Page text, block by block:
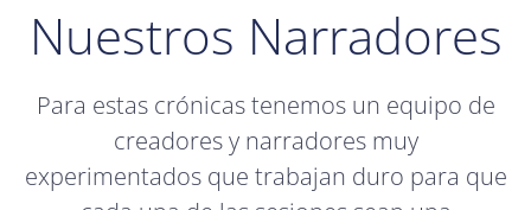
Nuestros Narradores
Para estas crónicas tenemos un equipo de
creadores y narradores muy
experimentados que trabajan duro para que